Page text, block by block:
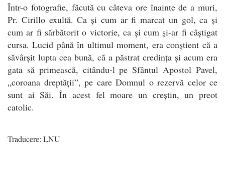
Într-o fotografie, făcută cu câteva ore înainte de a muri,
Pr. Cirillo exultă. Ca și cum ar fi marcat un gol, ca și
cum ar fi sărbătorit o victorie, ca și cum și-ar fi câștigat
cursa. Lucid până în ultimul moment, era conștient că a
săvârșit lupta cea bună, că a păstrat credința și acum era
gata să primească, citându-l pe Sfântul Apostol Pavel,
„coroana dreptății”, pe care Domnul o rezervă celor ce
sunt ai Săi. În acest fel moare un creștin, un preot
catolic.
Traducere: LNU